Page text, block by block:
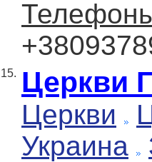
15. Церкви
Церкви
Украина